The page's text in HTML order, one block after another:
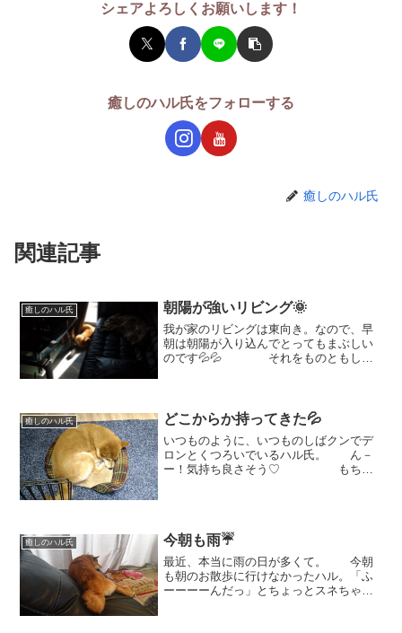
シェアよろしくお願いします！
癒しのハル氏をフォローする
癒しのハル氏
関連記事
癒しのハル氏 朝陽が強いリビング🌞
我が家のリビングは東向き。なので、早
朝は朝陽が入り込んでとってもまぶしい
のです💦💦 それをものともしな
🙄 夏が終わり、秋になっ...
癒しのハル氏 どこからか持ってきた💦
いつものように、いつものしばクンでデ
ロンとくつろいでいるハル氏。 ん－
ー！気持ち良さそう♡ もちょ
癒しのハル氏 今朝も雨☔
最近、本当に雨の日が多くて。 今朝
も朝のお散歩に行けなかったハル。「ふ
ーーーーんだっ」とちょっとスネちゃっ